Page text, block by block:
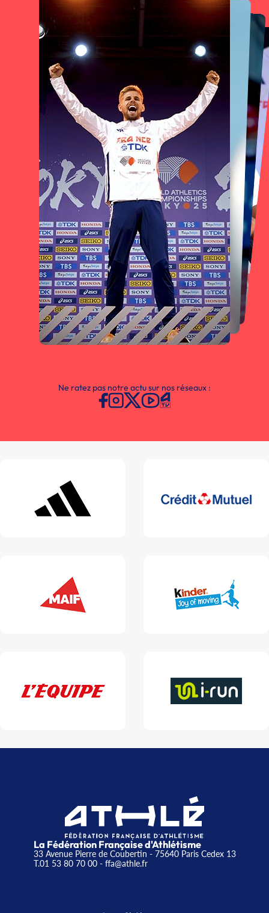
Ne ratez pas notre actu sur nos réseaux :
La Fédération Française d'Athlétisme
33 Avenue Pierre de Coubertin - 75640 Paris Cedex 13
T.01 53 80 70 00- ffa@athle.fr